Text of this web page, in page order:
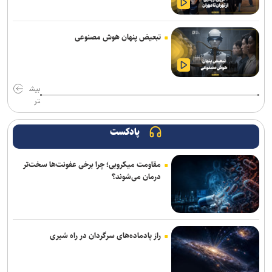
نیوزویک: مقام‌های صهیونیست نگران آینده رابطه راهبردی با آمریکا
هستند
هشدار درباره کاهش شدید ذخایر موشک‌های پاتریوت آمریکا و کشور‌های
خلیج فارس
مدیر فرودگاه صنعاء: محاصره عربستان ۲۴ میلیون مسافر را محروم کرد
پیام وزیر کشور به مناسبت روز خبرنگار
حشد شعبی تحرکات تروریست‌ها در مرز عراق و سوریه را رصد می‌کند
خضریان: کلیات طرح اقدام راهبردی امنیت تنگهٔ هرمز در کمیسیون امنیت
ملی تصویب شد
مقام یمنی: ائتلاف‌های جدید هم عربستان را از بحران امنیتی نجات
تبعیض پنهان هوش مصنوعی
بیش
تر
پادکست
مقاومت میکروبی؛ چرا برخی عفونت‌ها سخت‌تر
درمان می‌شوند؟
راز پادماده‌های سرگردان در راه شیری